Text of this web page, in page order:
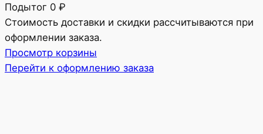
Товары
в
корзине
Подытог 0 ₽
Стоимость доставки и скидки рассчитываются при
оформлении заказа.
Просмотр корзины
Перейти к оформлению заказа